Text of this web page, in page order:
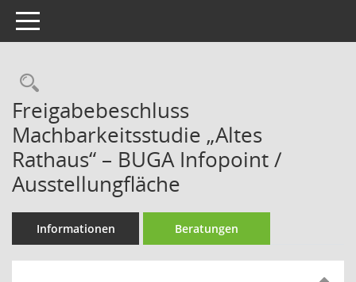
Toggle navigation
Rechercheauswahl
Freigabebeschluss
Machbarkeitsstudie „Altes
Rathaus“ – BUGA Infopoint /
Ausstellungfläche
Informationen Beratungen